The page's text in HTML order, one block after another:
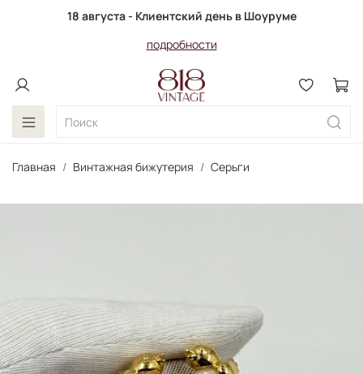
18 августа - Клиентский день в Шоуруме
подробности
Главная Винтажная бижутерия Серьги